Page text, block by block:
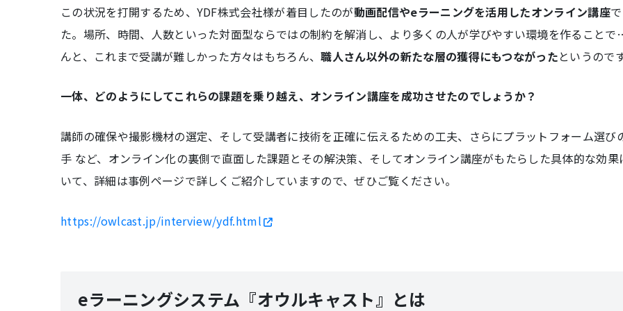
この状況を打開するため、YDF株式会社様が着目したのが動画配信やeラーニングを活用したオンライン講座
た。場所、時間、人数といった対面型ならではの制約を解消し、より多くの人が学びやすい環境を作ること
んと、これまで受講が難しかった方々はもちろん、職人さん以外の新たな層の獲得にもつながったというので
一体、どのようにしてこれらの課題を乗り越え、オンライン講座を成功させたのでしょうか？
講師の確保や撮影機材の選定、そして受講者に技術を正確に伝えるための工夫、さらにプラットフォーム選び
手 など、オンライン化の裏側で直面した課題とその解決策、そしてオンライン講座がもたらした具体的な効果
いて、詳細は事例ページで詳しくご紹介していますので、ぜひご覧ください。
https://owlcast.jp/interview/ydf.html
eラーニングシステム『オウルキャスト』とは